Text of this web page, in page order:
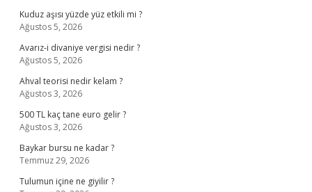
Kuduz aşısı yüzde yüz etkili mi ?
Ağustos 5, 2026
Avarız-i divaniye vergisi nedir ?
Ağustos 5, 2026
Ahval teorisi nedir kelam ?
Ağustos 3, 2026
500 TL kaç tane euro gelir ?
Ağustos 3, 2026
Baykar bursu ne kadar ?
Temmuz 29, 2026
Tulumun içine ne giyilir ?